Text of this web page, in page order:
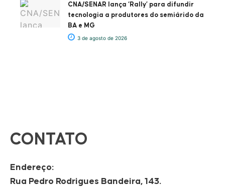
CNA/SENAR lança ‘Rally’ para difundir
tecnologia a produtores do semiárido da
BA e MG
3 de agosto de 2026
CONTATO
Endereço:
Rua Pedro Rodrigues Bandeira, 143.